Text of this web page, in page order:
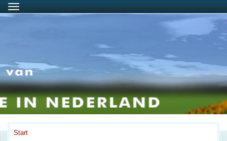
Menu
Start